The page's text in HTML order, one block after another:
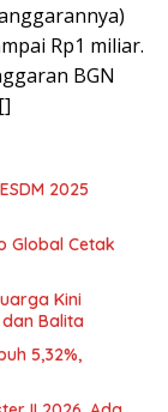
Rp1 miliar.
BGN
2025
Global Cetak
Kini
Balita
5,32%,